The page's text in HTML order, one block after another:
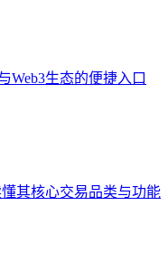
Web3生态的便捷入口
其核心交易品类与功能